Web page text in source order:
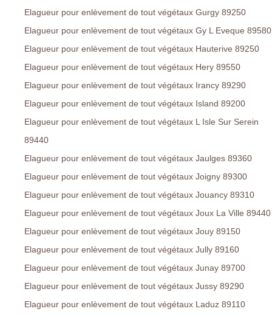
Elagueur pour enlèvement de tout végétaux Gurgy 89250
Elagueur pour enlèvement de tout végétaux Gy L Eveque 89580
Elagueur pour enlèvement de tout végétaux Hauterive 89250
Elagueur pour enlèvement de tout végétaux Hery 89550
Elagueur pour enlèvement de tout végétaux Irancy 89290
Elagueur pour enlèvement de tout végétaux Island 89200
Elagueur pour enlèvement de tout végétaux L Isle Sur Serein
89440
Elagueur pour enlèvement de tout végétaux Jaulges 89360
Elagueur pour enlèvement de tout végétaux Joigny 89300
Elagueur pour enlèvement de tout végétaux Jouancy 89310
Elagueur pour enlèvement de tout végétaux Joux La Ville 89440
Elagueur pour enlèvement de tout végétaux Jouy 89150
Elagueur pour enlèvement de tout végétaux Jully 89160
Elagueur pour enlèvement de tout végétaux Junay 89700
Elagueur pour enlèvement de tout végétaux Jussy 89290
Elagueur pour enlèvement de tout végétaux Laduz 89110